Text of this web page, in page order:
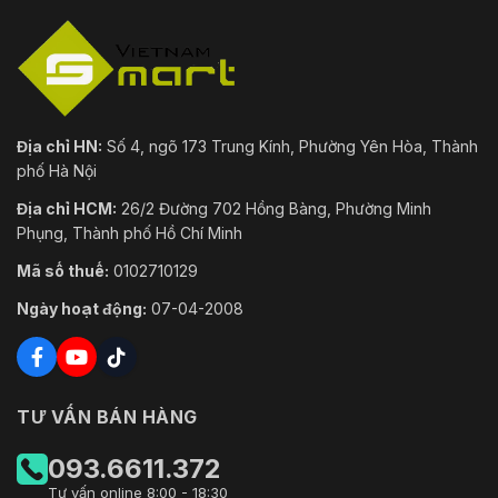
Chứng nhận
Chứng nhận
CE-EMC: Chỉ thị về khả năng tương thích
UL/CUL: UL62368-1 & CAN/CSA C22.2 Số
62368-1-14
Cổng
RS-485 1 (phạm vi tốc độ truyền: 1200 bps–115200
Đầu vào âm
thanh
Địa chỉ HN: Số 4, ngõ 173 Trung Kính, Phường Yên Hòa, Thành
phố Hà Nội
Địa chỉ HCM: 26/2 Đường 702 Hồng Bàng, Phường Minh
Phụng, Thành phố Hồ Chí Minh
Mã số thuế: 0102710129
Ngày hoạt động: 07-04-2008
TƯ VẤN BÁN HÀNG
093.6611.372
Tư vấn online 8:00 - 18:30